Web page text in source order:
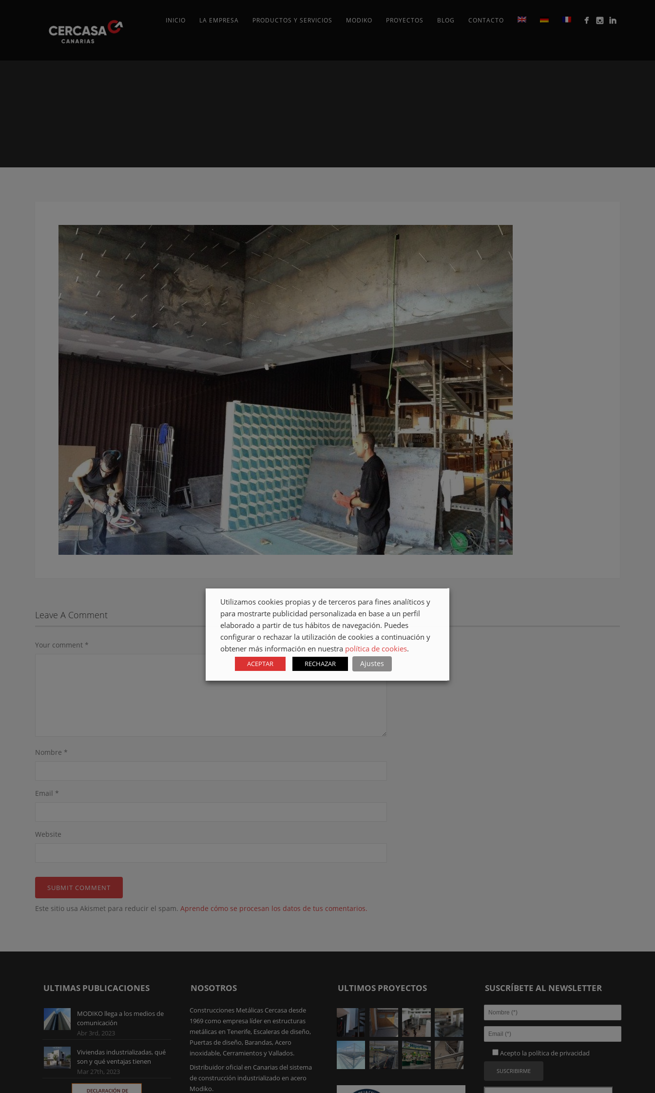
INICIO LA EMPRESA PRODUCTOS Y SERVICIOS MODIKO PROYECTOS BLOG CONTACTO
Leave A Comment
Your comment *
Nombre *
Email *
Website
Este sitio usa Akismet para reducir el spam. Aprende cómo se procesan los datos de tus comentarios.
ULTIMAS PUBLICACIONES
MODIKO llega a los medios de
comunicación
Abr 3rd, 2023
Viviendas industrializadas, qué
son y qué ventajas tienen
Mar 27th, 2023
NOSOTROS
Construcciones Metálicas Cercasa desde
1969 como empresa líder en estructuras
metálicas en Tenerife, Escaleras de diseño,
Puertas de diseño, Barandas, Acero
inoxidable, Cerramientos y Vallados.
Distribuidor oficial en Canarias del sistema
de construcción industrializado en acero
Modiko.
ULTIMOS PROYECTOS SUSCRÍBETE AL NEWSLETTER
Acepto la política de privacidad
Utilizamos cookies propias y de terceros para fines analíticos y
para mostrarte publicidad personalizada en base a un perfil
elaborado a partir de tus hábitos de navegación. Puedes
configurar o rechazar la utilización de cookies a continuación y
obtener más información en nuestra política de cookies.
ACEPTAR RECHAZAR Ajustes